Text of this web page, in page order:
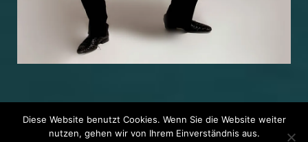
Diese Website benutzt Cookies. Wenn Sie die Website weiter
nutzen, gehen wir von Ihrem Einverständnis aus.